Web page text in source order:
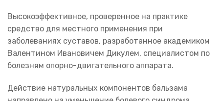
Высокоэффективное, проверенное на практике
средство для местного применения при
заболеваниях суставов, разработанное академиком
Валентином Ивановичем Дикулем, специалистом по
болезням опорно-двигательного аппарата.
Действие натуральных компонентов бальзама